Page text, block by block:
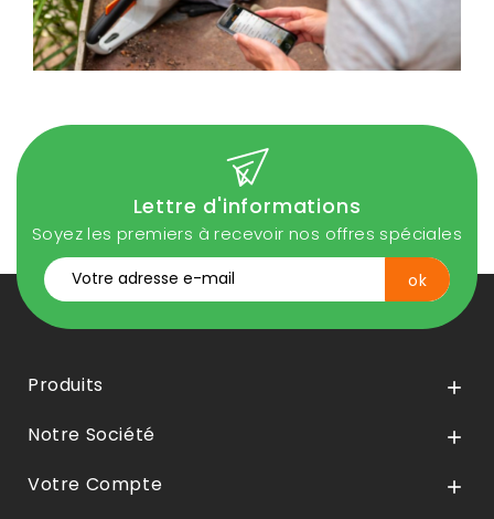
Lettre d'informations
Soyez les premiers à recevoir nos offres spéciales
Produits 
Notre Société 
Votre Compte 